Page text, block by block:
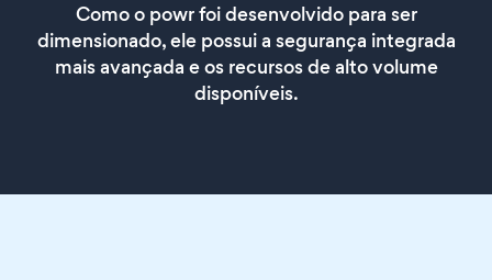
Como o powr foi desenvolvido para ser
dimensionado, ele possui a segurança integrada
mais avançada e os recursos de alto volume
disponíveis.